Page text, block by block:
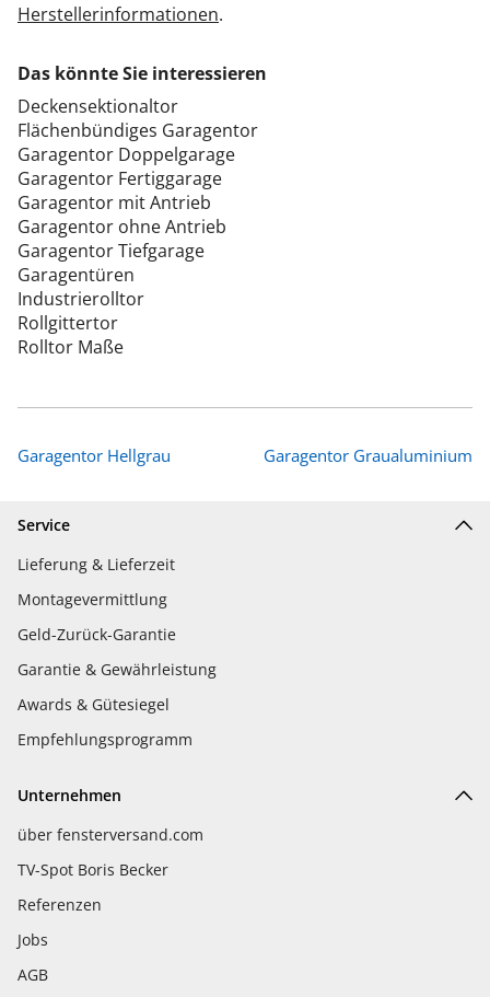
Herstellerinformationen.
Das könnte Sie interessieren
Deckensektionaltor
Flächenbündiges Garagentor
Garagentor Doppelgarage
Garagentor Fertiggarage
Garagentor mit Antrieb
Garagentor ohne Antrieb
Garagentor Tiefgarage
Garagentüren
Industrierolltor
Rollgittertor
Rolltor Maße
Garagentor Hellgrau Garagentor Graualuminium
Service
Lieferung & Lieferzeit
Montagevermittlung
Geld-Zurück-Garantie
Garantie & Gewährleistung
Awards & Gütesiegel
Empfehlungsprogramm
Unternehmen
über fensterversand.com
TV-Spot Boris Becker
Referenzen
Jobs
AGB